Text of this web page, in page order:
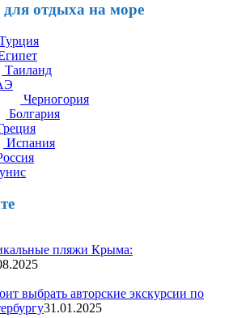
для отдыха на море
Таиланд
Черногория
Болгария
Испания
пляжи Крыма:
выбрать авторские экскурсии по
31.01.2025